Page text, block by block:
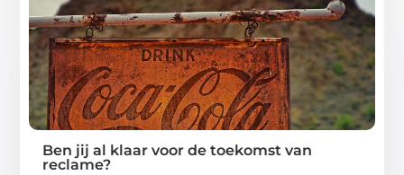
Ben jij al klaar voor de toekomst van
reclame?